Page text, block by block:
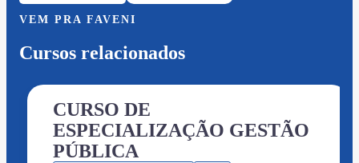
VEM PRA FAVENI
Cursos relacionados
CURSO DE
ESPECIALIZAÇÃO GESTÃO
PÚBLICA